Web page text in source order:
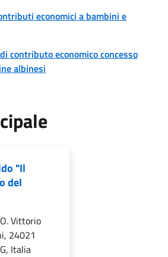
economici a bambini e
contributo economico concesso
albinesi
"Il
del
Vittorio
24021
Italia